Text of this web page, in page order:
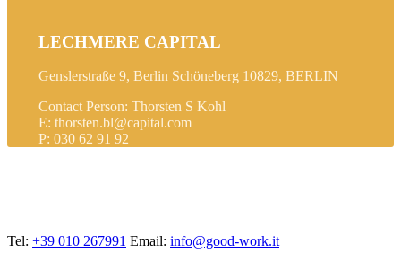
LECHMERE CAPITAL
Genslerstraße 9, Berlin Schöneberg 10829, BERLIN
Contact Person: Thorsten S Kohl
E: thorsten.bl@capital.com
P: 030 62 91 92
Tel: +39 010 267991 Email: info@good-work.it